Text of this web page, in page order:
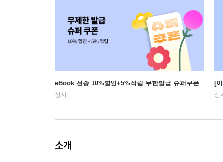
eBook 전종 10%할인+5%적립 무한발급 슈퍼쿠폰
상시
[
상
소개